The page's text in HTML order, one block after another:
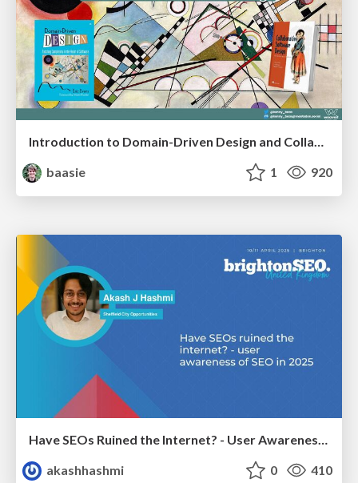
Introduction to Domain-Driven Design and Collaborative software design
baasie
1 920
Have SEOs Ruined the Internet? - User Awareness of SEO in 2025
akashhashmi
0 410